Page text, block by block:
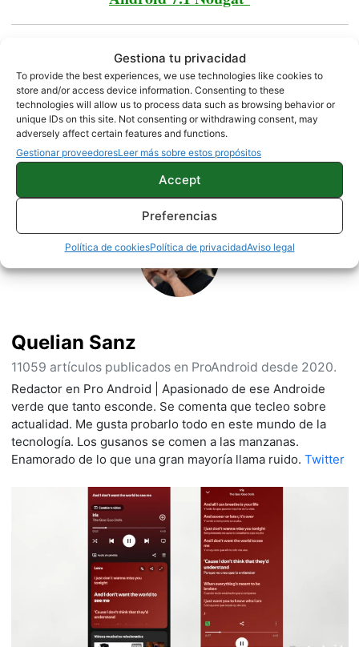
Gestiona tu privacidad
To provide the best experiences, we use technologies like cookies to
store and/or access device information. Consenting to these
technologies will allow us to process data such as browsing behavior or
unique IDs on this site. Not consenting or withdrawing consent, may
adversely affect certain features and functions.
Gestionar proveedoresLeer más sobre estos propósitos
Accept
Preferencias
Política de cookiesPolítica de privacidadAviso legal
BusinessKorea
NOTICIAS
Quelian Sanz
11059 artículos publicados en ProAndroid desde 2020.
Redactor en Pro Android | Apasionado de ese Androide
verde que tanto esconde. Se comenta que tecleo sobre
actualidad. Me gusta probarlo todo en este mundo de la
tecnología. Los gusanos se comen a las manzanas.
Enamorado de lo que una gran mayoría llama ruido. Twitter